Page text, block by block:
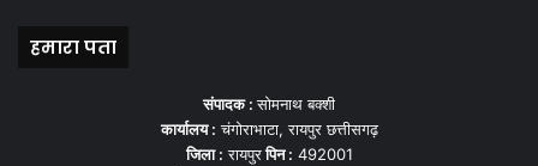
हमारा पता
संपादक :सोमनाथ बक्शी
कार्यालय : चंगोराभाटा, रायपुर छत्तीसगढ़
जिला : रायपुरपिन : 492001